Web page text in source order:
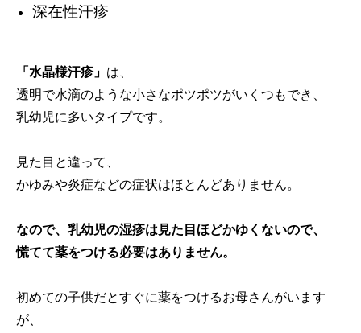
深在性汗疹
「水晶様汗疹」 は、
透明で水滴のような小さなポツポツがいくつもでき、
乳幼児に多いタイプです。
見た目と違って、
かゆみや炎症などの症状はほとんどありません。
なので、乳幼児の湿疹は見た目ほどかゆくないので、
慌てて薬をつける必要はありません。
初めての子供だとすぐに薬をつけるお母さんがいます
が、